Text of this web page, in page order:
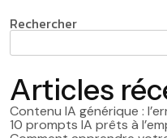
Rechercher
Articles
Contenu IA générique :
10 prompts IA prêts à